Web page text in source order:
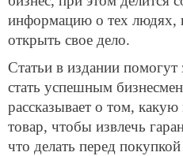
информацию о тех людях,
открыть свое дело.
Статьи в издании помогут
стать успешным
рассказывает о том, какую
товар, чтобы извлечь
что делать перед